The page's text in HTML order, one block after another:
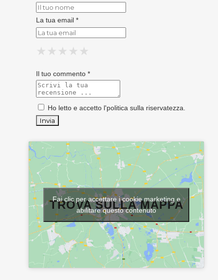
La tua email *
★
★ ★
★ ★ ★
★ ★ ★ ★
★ ★ ★ ★ ★
Il tuo commento *
Ho letto e accetto l'politica sulla riservatezza
TROVA SULLA MAPPA
Fai clic per accettare i cookie marketing e
abilitare questo contenuto